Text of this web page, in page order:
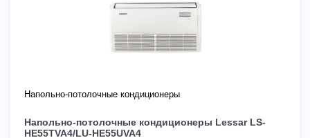
Напольно-потолочные кондиционеры
Напольно-потолочные кондиционеры Lessar LS-
HE55TVA4/LU-HE55UVA4